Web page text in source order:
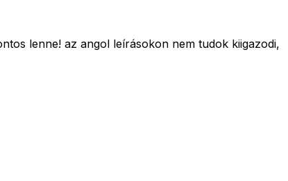
lenne! az angol leírásokon nem tudok kiigazodi,